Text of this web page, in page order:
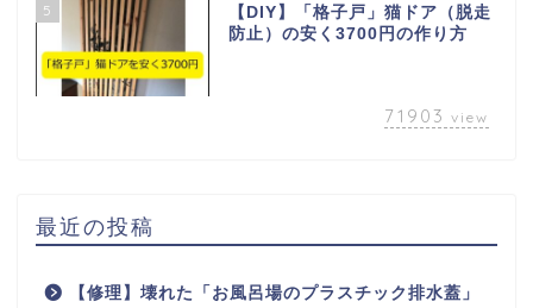
5
【DIY】「格子戸」猫ドア（脱走
防止）の安く3700円の作り方
71903 view
最近の投稿
【修理】壊れた「お風呂場のプラスチック排水蓋」